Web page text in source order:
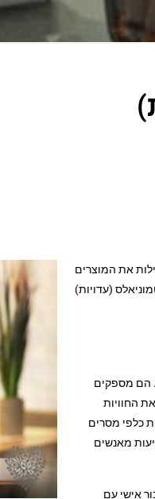
את המוצרים
(עדויות)
הם מספקים
החוויות
כלפי מסרים
מאנשים
אישי עם